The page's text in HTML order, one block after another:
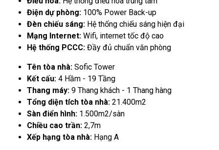
Điện dự phòng: 100% Power Back-up
Đèn chiếu sáng: Hệ thống chiếu sáng hiện đại
Mạng Internet: Wifi, internet tốc độ cao
Hệ thống PCCC: Đầy đủ chuẩn văn phòng
Tên tòa nhà: Sofic Tower
Kết cấu: 4 Hầm - 19 Tầng
Thang máy: 9 Thang khách - 1 Thang hàng
Tổng diện tích tòa nhà: 21.400m2
Sàn điển hình: 1.500m2/sàn
Chiều cao trần: 2,7m
Xếp hạng tòa nhà: Hạng A